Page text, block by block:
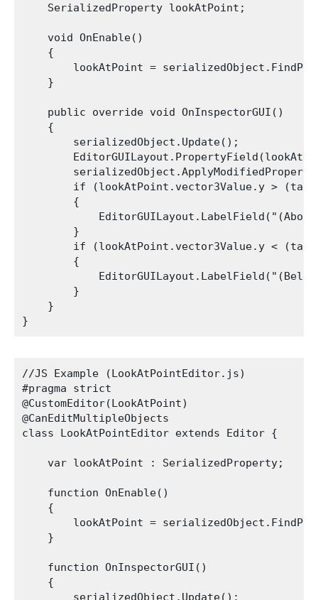
    SerializedProperty lookAtPoint;
    void OnEnable()
    {
lookAtPoint =
    }
    public override void OnInspectorGUI()
    {
        serializedObject.Update();
if (lookAtPoint.vector3Value.y >
        {
        }
if (lookAtPoint.vector3Value.y <
        {
        }
    }
//JS Example (LookAtPointEditor.js)
#pragma strict
@CustomEditor(LookAtPoint)
@CanEditMultipleObjects
class LookAtPointEditor extends Editor {
    var lookAtPoint : SerializedProperty;
    function OnEnable()
    {
lookAtPoint =
    }
    function OnInspectorGUI()
    {
        serializedObject.Update();